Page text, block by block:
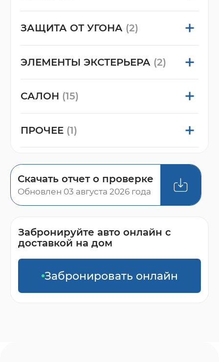
ЗАЩИТА ОТ УГОНА (2)
ЭЛЕМЕНТЫ ЭКСТЕРЬЕРА (2)
САЛОН (15)
ПРОЧЕЕ (1)
Скачать отчет о проверке
Обновлен 03 августа 2026 года
Забронируйте авто онлайн с
доставкой на дом
Забронировать онлайн